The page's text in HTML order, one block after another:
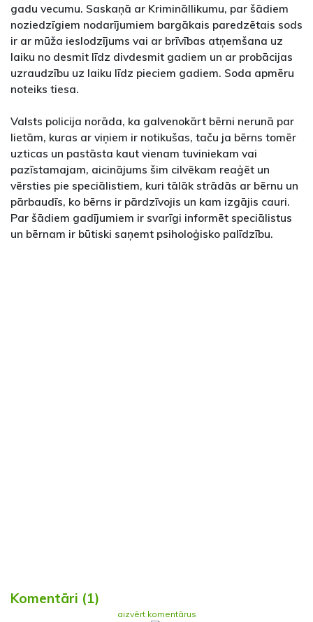
gadu vecumu. Saskaņā ar Krimināllikumu, par šādiem
noziedzīgiem nodarījumiem bargākais paredzētais sods
ir ar mūža ieslodzījums vai ar brīvības atņemšana uz
laiku no desmit līdz divdesmit gadiem un ar probācijas
uzraudzību uz laiku līdz pieciem gadiem. Soda apmēru
noteiks tiesa.
Valsts policija norāda, ka galvenokārt bērni nerunā par
lietām, kuras ar viņiem ir notikušas, taču ja bērns tomēr
uzticas un pastāsta kaut vienam tuviniekam vai
pazīstamajam, aicinājums šim cilvēkam reaģēt un
vērsties pie speciālistiem, kuri tālāk strādās ar bērnu un
pārbaudīs, ko bērns ir pārdzīvojis un kam izgājis cauri.
Par šādiem gadījumiem ir svarīgi informēt speciālistus
un bērnam ir būtiski saņemt psiholoģisko palīdzību.
Komentāri (1)
aizvērt komentārus